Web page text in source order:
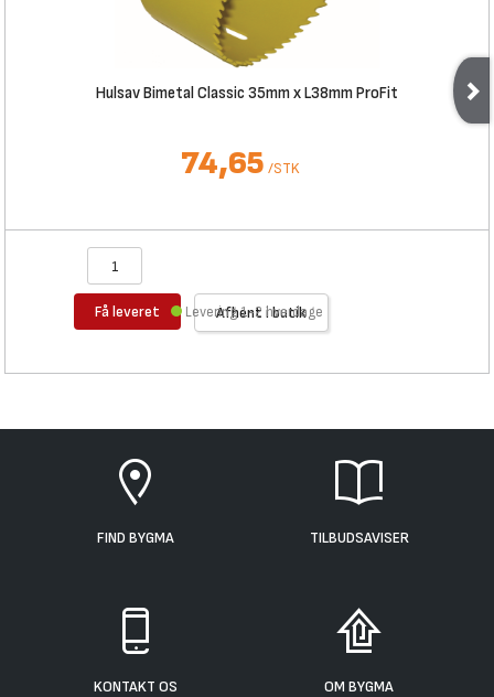
Hulsav Bimetal Classic 35mm x L38mm ProFit
74,65 /STK
Få leveret Afhent i butik
Levering 1-2 hverdage
FIND BYGMA TILBUDSAVISER
KONTAKT OS OM BYGMA